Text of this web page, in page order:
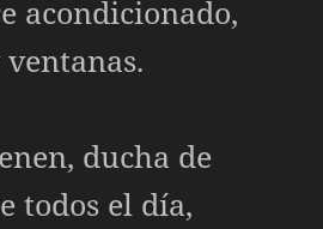
acondicionado,
ducha de
todos el día,